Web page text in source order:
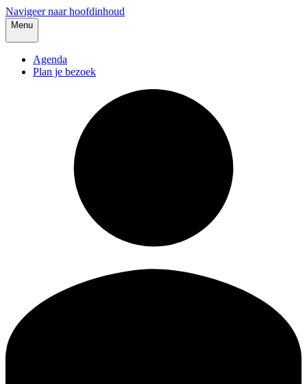
Navigeer naar hoofdinhoud
Menu
Agenda
Plan je bezoek